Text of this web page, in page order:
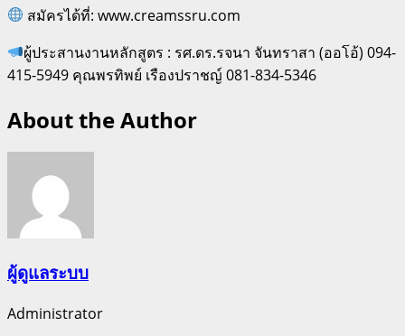
สมัครได้ที่: www.creamssru.com
ผู้ประสานงานหลักสูตร : รศ.ดร.รจนา จันทราสา (ออโอ้) 094-
415-5949 คุณพรทิพย์ เรืองปราชญ์ 081-834-5346
About the Author
ผู้ดูแลระบบ
Administrator